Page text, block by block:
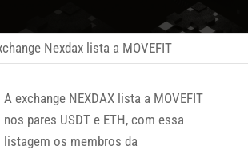
Nexdax lista a MOVEFIT
A exchange NEXDAX lista a MOVEFIT
nos pares USDT e ETH, com essa
listagem os membros da